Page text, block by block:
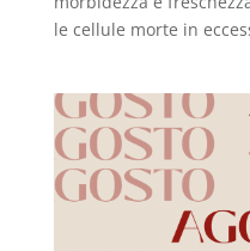
le cellule morte in